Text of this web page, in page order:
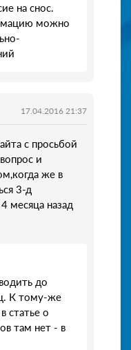
на снос.
можно
17.04.2016 21:37
с просьбой
и
же в
3-д
месяца назад
до
К тому-же
статье о
там нет - в